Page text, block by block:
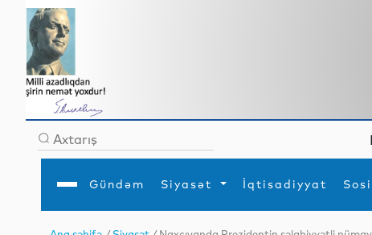
Gündəm Siyasət İqtisadiyyat